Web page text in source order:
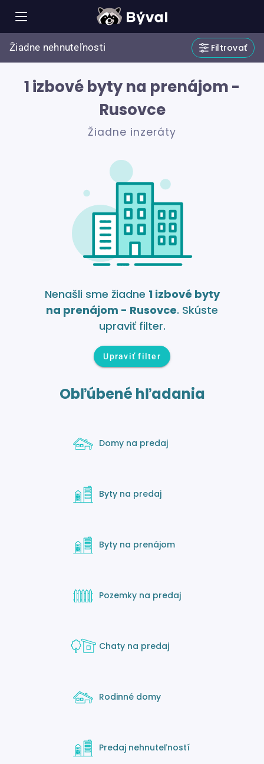
Žiadne nehnuteľnosti Filtrovať
1 izbové byty na prenájom -
Rusovce
Žiadne inzeráty
Nenašli sme žiadne 1 izbové byty
na prenájom - Rusovce. Skúste
upraviť filter.
Upraviť filter
Obľúbené hľadania
Domy na predaj
Byty na predaj
Byty na prenájom
Pozemky na predaj
Chaty na predaj
Rodinné domy
Predaj nehnuteľností